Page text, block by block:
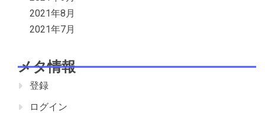
2021年8月
2021年7月
メタ情報
登録
ログイン